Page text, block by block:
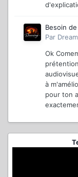
Besoin
Par
Ok
à
pour ton